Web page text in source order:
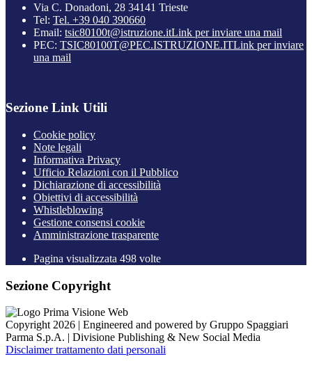
Via C. Donadoni, 28 34141 Trieste
Tel: Tel. +39 040 390660
Email: tsic80100t@istruzione.itLink per inviare una mail
PEC: TSIC80100T@PEC.ISTRUZIONE.ITLink per inviare
una mail
Sezione Link Utili
Cookie policy
Note legali
Informativa Privacy
Ufficio Relazioni con il Pubblico
Dichiarazione di accessibilità
Obiettivi di accessibilità
Whistleblowing
Gestione consensi cookie
Amministrazione trasparente
Pagina visualizzata 498 volte
Sezione Copyright
Copyright 2026 | Engineered and powered by Gruppo Spaggiari
Parma S.p.A. | Divisione Publishing & New Social Media
Disclaimer trattamento dati personali